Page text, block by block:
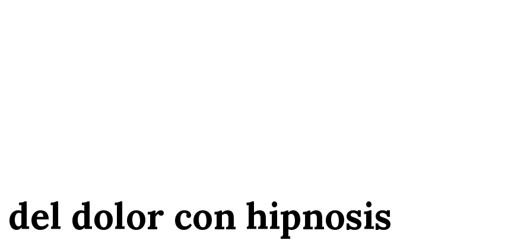
dolor con hipnosis